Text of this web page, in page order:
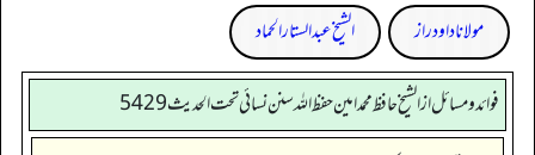
مولانا داود راز الشیخ عبدالستار الحماد
فوائد ومسائل از الشيخ حافظ محمد امين حفظ الله سنن نسائي تحت الحديث5429